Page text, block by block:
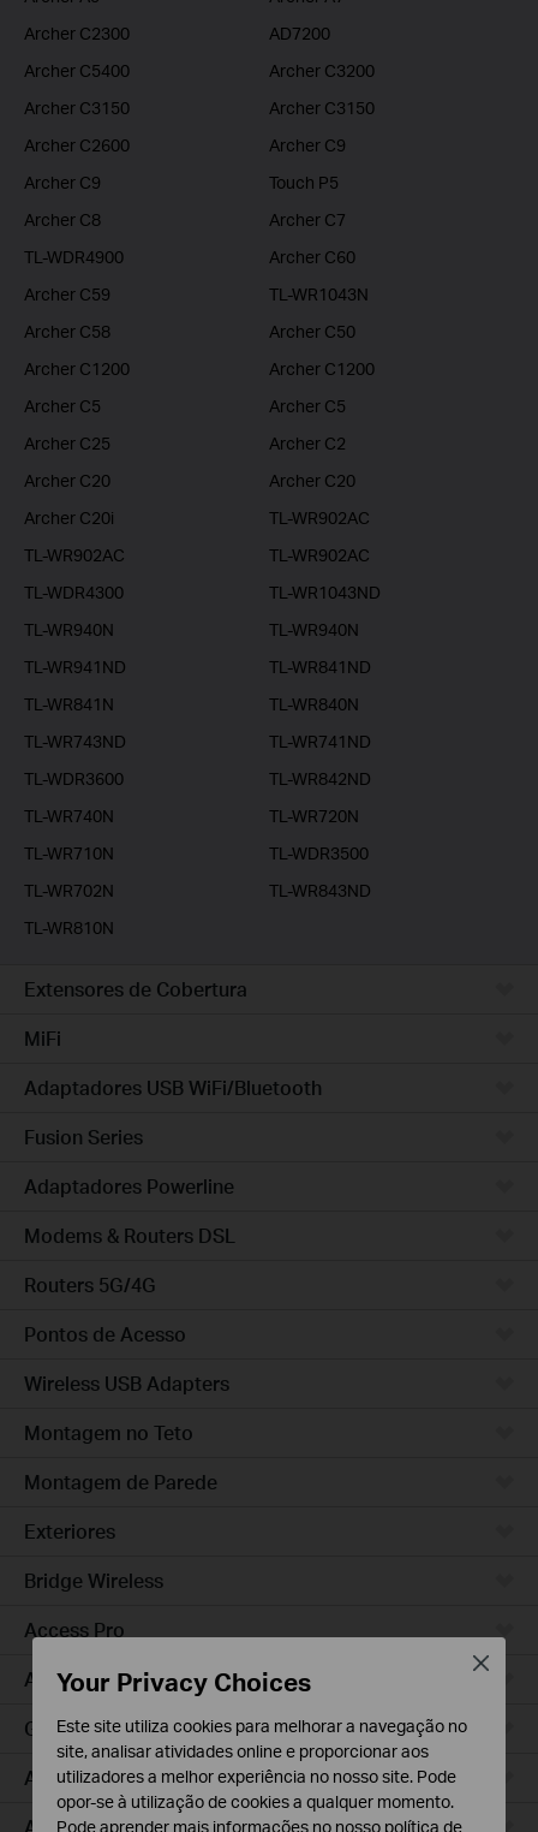
Archer C2300
AD7200
Archer C5400
Archer C3200
Archer C3150
Archer C3150
Archer C2600
Archer C9
Archer C9
Touch P5
Archer C8
Archer C7
TL-WDR4900
Archer C60
Archer C59
TL-WR1043N
Archer C58
Archer C50
Archer C1200
Archer C1200
Archer C5
Archer C5
Archer C25
Archer C2
Archer C20
Archer C20
Archer C20i
TL-WR902AC
TL-WR902AC
TL-WR902AC
TL-WDR4300
TL-WR1043ND
TL-WR940N
TL-WR940N
TL-WR941ND
TL-WR841ND
TL-WR841N
TL-WR840N
TL-WR743ND
TL-WR741ND
TL-WDR3600
TL-WR842ND
TL-WR740N
TL-WR720N
TL-WR710N
TL-WDR3500
TL-WR702N
TL-WR843ND
TL-WR810N
Extensores de Cobertura
MiFi
Adaptadores USB WiFi/Bluetooth
Fusion Series
Adaptadores Powerline
Modems & Routers DSL
Routers 5G/4G
Pontos de Acesso
Wireless USB Adapters
Montagem no Teto
Montagem de Parede
Exteriores
Bridge Wireless
Access Pro
Access Plus
GPON
Agile
Access
Your Privacy Choices
Este site utiliza cookies para melhorar a navegação no
site, analisar atividades online e proporcionar aos
utilizadores a melhor experiência no nosso site. Pode
opor-se à utilização de cookies a qualquer momento.
Pode aprender mais informações no nosso política de
Close